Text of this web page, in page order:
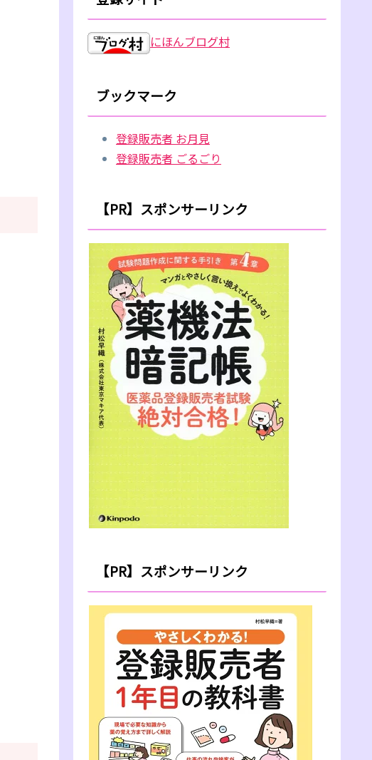
にほんブログ村
ブックマーク
登録販売者 お月見
登録販売者 ごるごり
【PR】スポンサーリンク
【PR】スポンサーリンク